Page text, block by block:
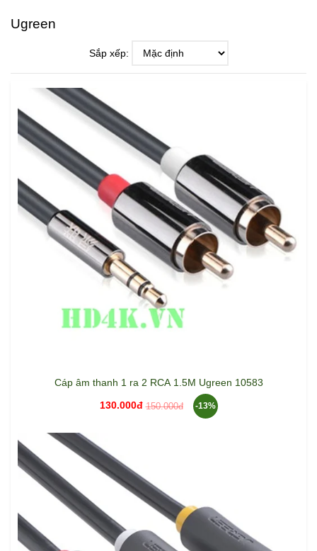
Ugreen
Sắp xếp:
Cáp âm thanh 1 ra 2 RCA 1.5M Ugreen 10583
130.000đ 150.000đ -13%